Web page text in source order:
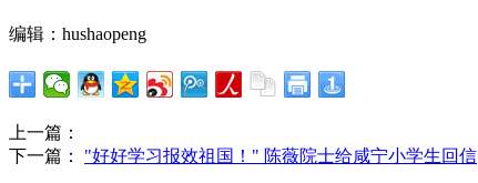
编辑：hushaopeng
上一篇：
下一篇： "好好学习报效祖国！" 陈薇院士给咸宁小学生回信